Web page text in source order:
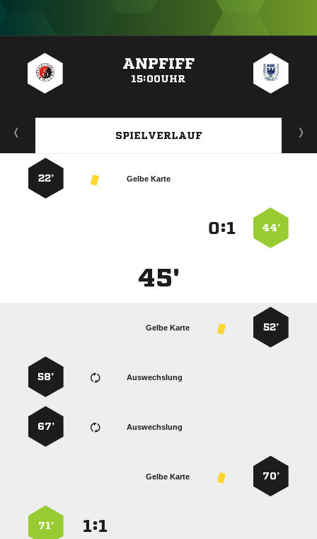
ANPFIFF
15:00UHR
SPIELVERLAUF
Gelbe Karte
22’
44’
:
45'
52’
Gelbe Karte
Auswechslung
58’
Auswechslung
67’
70’
Gelbe Karte
:
71’